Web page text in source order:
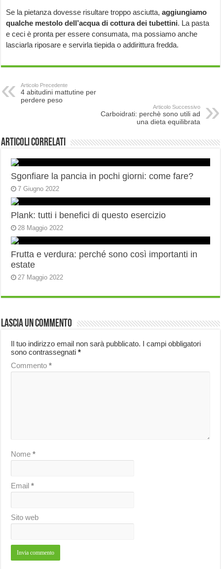
Se la pietanza dovesse risultare troppo asciutta, aggiungiamo
qualche mestolo dell’acqua di cottura dei tubettini. La pasta
e ceci è pronta per essere consumata, ma possiamo anche
lasciarla riposare e servirla tiepida o addirittura fredda.
Articolo Precedente
4 abitudini mattutine per
perdere peso
Articolo Successivo
Carboidrati: perchè sono utili ad
una dieta equilibrata
Articoli correlati
Sgonfiare la pancia in pochi giorni: come fare?
7 Giugno 2022
Plank: tutti i benefici di questo esercizio
28 Maggio 2022
Frutta e verdura: perché sono così importanti in
estate
27 Maggio 2022
Lascia un commento
Il tuo indirizzo email non sarà pubblicato. I campi obbligatori
sono contrassegnati*
Commento*
Nome*
Email*
Sito web